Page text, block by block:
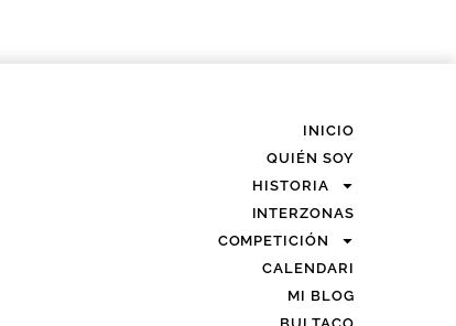
INICIO
QUIÉN SOY
HISTORIA
INTERZONAS
COMPETICIÓN
CALENDARI
MI BLOG